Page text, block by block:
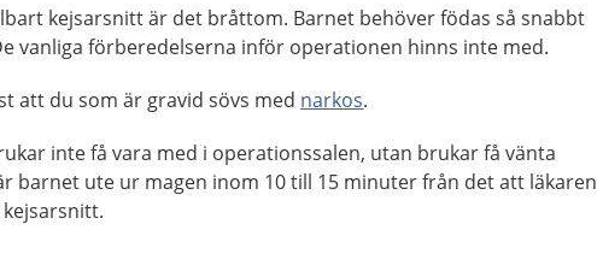
kejsarsnitt är det bråttom. Barnet behöver födas så snabbt
vanliga förberedelserna inför operationen hinns inte med.
att du som är gravid sövs med narkos.
inte få vara med i operationssalen, utan brukar få vänta
barnet ute ur magen inom 10 till 15 minuter från det att läkaren